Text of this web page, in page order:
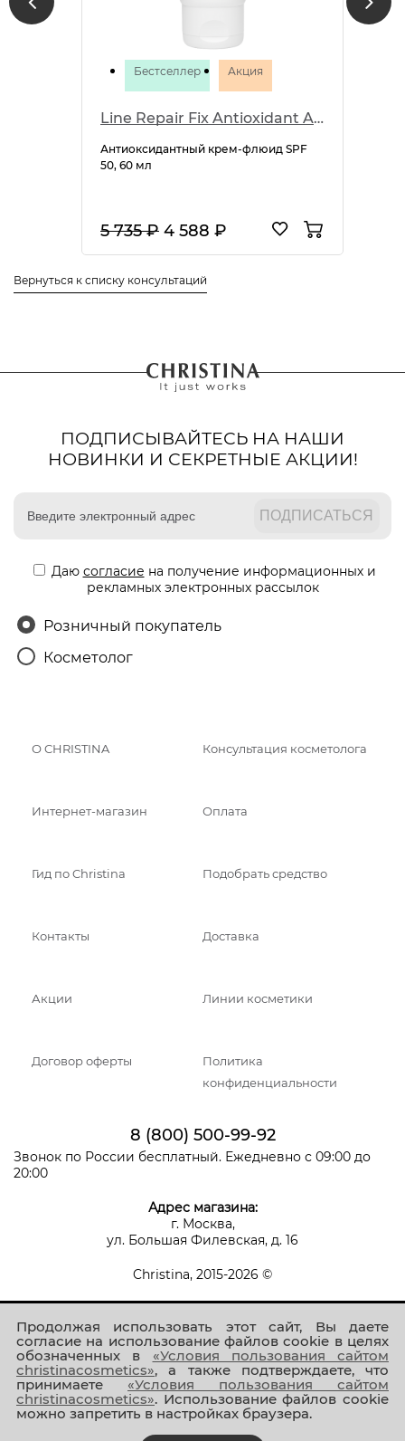
Продолжая использовать этот сайт, Вы даете
согласие на использование файлов cookie в целях
обозначенных в «Условия пользования сайтом
christinacosmetics», а также подтверждаете, что
принимаете «Условия пользования сайтом
christinacosmetics». Использование файлов cookie
можно запретить в настройках браузера.
Бестселлер Акция
Line Repair Fix Antioxidant Assist SPF 50
Антиоксидантный крем-флюид SPF
50, 60 мл
5 735 ₽ 4 588 ₽
Вернуться к списку консультаций
ПОДПИСЫВАЙТЕСЬ НА НАШИ
НОВИНКИ И СЕКРЕТНЫЕ АКЦИИ!
Даю согласие на получение информационных и
рекламных электронных рассылок
Розничный покупатель
Косметолог
О CHRISTINA Консультация косметолога
Интернет-магазин Оплата
Гид по Christina Подобрать средство
Контакты Доставка
Акции Линии косметики
Договор оферты
Политика
конфиденциальности
8 (800) 500-99-92
Звонок по России бесплатный. Ежедневно с 09:00 до
20:00
Адрес магазина:
г. Москва,
ул. Большая Филевская, д. 16
Christina, 2015-2026 ©
Присоединяйтесь к нам!